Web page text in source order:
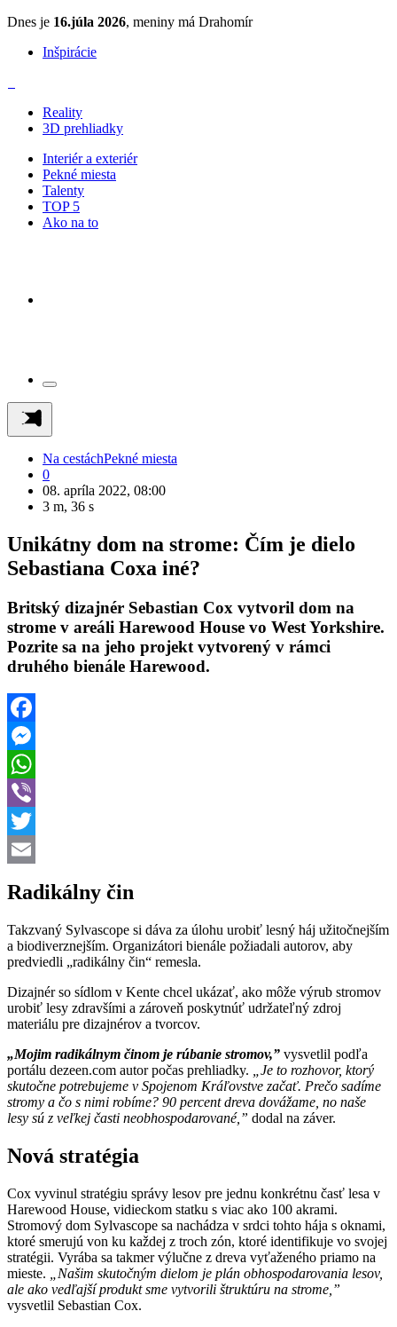
Dnes je 16.júla 2026, meniny má Drahomír
Inšpirácie
Reality
3D prehliadky
Interiér a exteriér
Pekné miesta
Talenty
TOP 5
Ako na to
Na cestáchPekné miesta
0
08. apríla 2022, 08:00
3 m, 36 s
Unikátny dom na strome: Čím je dielo
Sebastiana Coxa iné?
Britský dizajnér Sebastian Cox vytvoril dom na
strome v areáli Harewood House vo West Yorkshire.
Pozrite sa na jeho projekt vytvorený v rámci
druhého bienále Harewood.
Facebook
Messenger
WhatsApp
Viber
Twitter
Radikálny čin
Takzvaný Sylvascope si dáva za úlohu urobiť lesný háj užitočnejším
a biodiverznejším. Organizátori bienále požiadali autorov, aby
predviedli „radikálny čin“ remesla.
Dizajnér so sídlom v Kente chcel ukázať, ako môže výrub stromov
urobiť lesy zdravšími a zároveň poskytnúť udržateľný zdroj
materiálu pre dizajnérov a tvorcov.
„Mojim radikálnym činom je rúbanie stromov,” vysvetlil podľa
portálu dezeen.com autor počas prehliadky.
„Je to rozhovor, ktorý
skutočne potrebujeme v Spojenom Kráľovstve začať. Prečo sadíme
stromy a čo s nimi robíme? 90 percent dreva dovážame, no naše
lesy sú z veľkej časti neobhospodarované,” dodal na záver.
Nová stratégia
Cox vyvinul stratégiu správy lesov pre jednu konkrétnu časť lesa v
Harewood House, vidieckom statku s viac ako 100 akrami.
Stromový dom Sylvascope sa nachádza v srdci tohto hája s oknami,
ktoré smerujú von ku každej z troch zón, ktoré identifikuje vo svojej
stratégii. Vyrába sa takmer výlučne z dreva vyťaženého priamo na
mieste.
„Našim skutočným dielom je plán obhospodarovania lesov,
ale ako vedľajší produkt sme vytvorili štruktúru na strome,”
vysvetlil Sebastian Cox.